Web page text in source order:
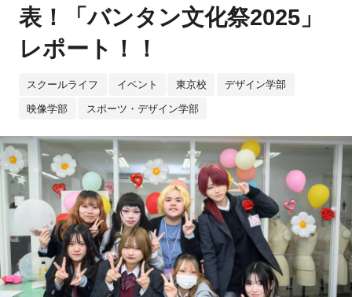
表！「バンタン文化祭2025」
レポート！！
スクールライフ イベント 東京校 デザイン学部
映像学部 スポーツ・デザイン学部